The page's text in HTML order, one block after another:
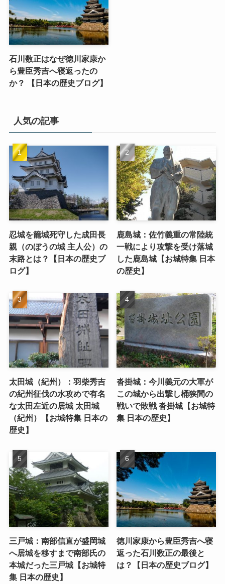
石川数正はなぜ徳川家康か
ら豊臣秀吉へ寝返ったの
か？ 【日本の歴史ブログ】
人気の記事
忍城を籠城死守した成田長
親（のぼうの城 主人公）の
末路とは？【日本の歴史ブ
ログ】
鹿島城：佐竹義重の常陸統
一戦により攻撃を受け落城
した鹿島城【お城特集 日本
の歴史】
太田城（紀州）：羽柴秀吉
の紀州征伐の水攻めで有名
な太田左近の居城 太田城
（紀州）【お城特集 日本の
歴史】
沓掛城：今川義元の大軍が
この城から出撃し桶狭間の
戦いで敗戦 沓掛城【お城特
集 日本の歴史】
三戸城：南部信直が盛岡城
へ居城を移すまで南部氏の
本城だった三戸城【お城特
集 日本の歴史】
徳川家康から豊臣秀吉へ寝
返った石川数正の最後と
は？【日本の歴史ブログ】